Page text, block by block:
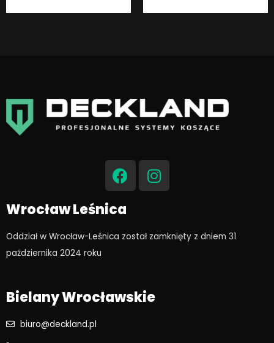
F
a
c
e
b
o
I
n
s
g
Wrocław Leśnica
Oddział w Wrocław-Leśnica został zamknięty z dniem 31
października 2024 roku​
Bielany Wrocławskie
biuro@deckland.pl